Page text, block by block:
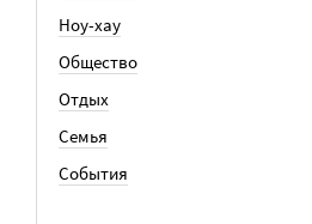
Ноу-хау
Общество
Отдых
Семья
События